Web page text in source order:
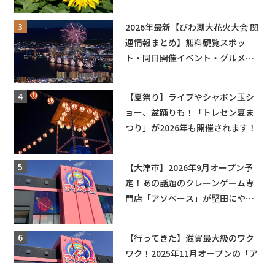
2026年最新【びわ湖大花火大会 関
連情報まとめ】無料観覧スポッ
ト・同日開催イベント・グルメマ
【夏祭り】ライブやシャボン玉シ
ョー、盆踊りも！「トレセン夏ま
つり」が2026年も開催されます！
【大津市】2026年9月オープン予
定！あの話題のクレーンゲーム専
門店「アソベース」が堅田にやっ
【行ってきた】滋賀最大級のワク
ワク！2025年11月オープンの「ア